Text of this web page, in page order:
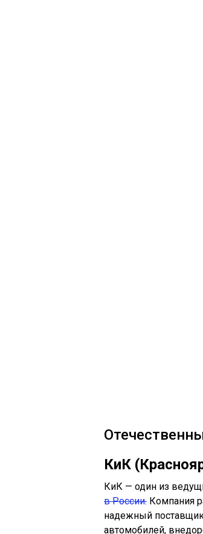
КиК
КиК — один из
в России. Компания
надежный
автомобилей,